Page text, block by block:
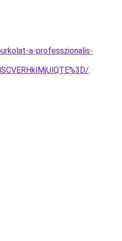
a-professzionalis-
.